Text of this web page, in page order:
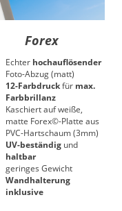
Forex
Echter hochauflösender
Foto-Abzug (matt)
12-Farbdruckfür max.
Farbbrillanz
Kaschiert auf weiße,
matte Forex©-Platte aus
PVC-Hartschaum (3mm)
UV-beständig und
haltbar
geringes Gewicht
Wandhalterung
inklusive